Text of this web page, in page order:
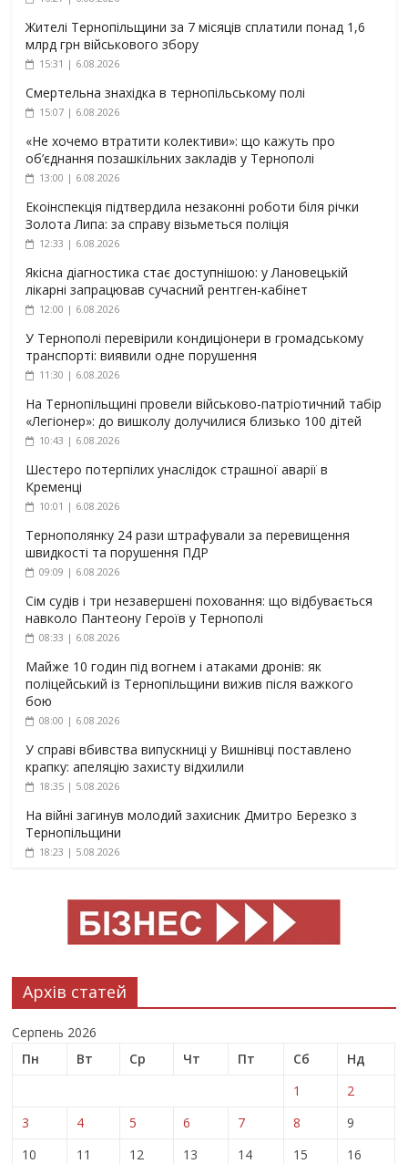
Жителі Тернопільщини за 7 місяців сплатили понад 1,6
млрд грн військового збору
15:31 | 6.08.2026
Смертельна знахідка в тернопільському полі
15:07 | 6.08.2026
«Не хочемо втратити колективи»: що кажуть про
об’єднання позашкільних закладів у Тернополі
13:00 | 6.08.2026
Екоінспекція підтвердила незаконні роботи біля річки
Золота Липа: за справу візьметься поліція
12:33 | 6.08.2026
Якісна діагностика стає доступнішою: у Лановецькій
лікарні запрацював сучасний рентген-кабінет
12:00 | 6.08.2026
У Тернополі перевірили кондиціонери в громадському
транспорті: виявили одне порушення
11:30 | 6.08.2026
На Тернопільщині провели військово-патріотичний табір
«Легіонер»: до вишколу долучилися близько 100 дітей
10:43 | 6.08.2026
Шестеро потерпілих унаслідок страшної аварії в
Кременці
10:01 | 6.08.2026
Тернополянку 24 рази штрафували за перевищення
швидкості та порушення ПДР
09:09 | 6.08.2026
Сім судів і три незавершені поховання: що відбувається
навколо Пантеону Героїв у Тернополі
08:33 | 6.08.2026
Майже 10 годин під вогнем і атаками дронів: як
поліцейський із Тернопільщини вижив після важкого
бою
08:00 | 6.08.2026
У справі вбивства випускниці у Вишнівці поставлено
крапку: апеляцію захисту відхилили
18:35 | 5.08.2026
На війні загинув молодий захисник Дмитро Березко з
Тернопільщини
18:23 | 5.08.2026
Архів статей
Серпень 2026
Пн
Вт Ср Чт Пт Сб
Нд
1
2
3
4 5 6 7 8
9
10
11 12 13 14 15
16